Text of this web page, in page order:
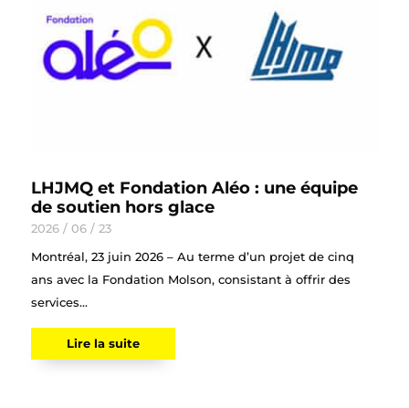
LHJMQ et Fondation Aléo : une équipe
de soutien hors glace
2026 / 06 / 23
Montréal, 23 juin 2026 – Au terme d’un projet de cinq
ans avec la Fondation Molson, consistant à offrir des
services...
Lire la suite